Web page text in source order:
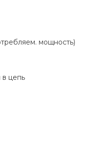
мощность)
цепь